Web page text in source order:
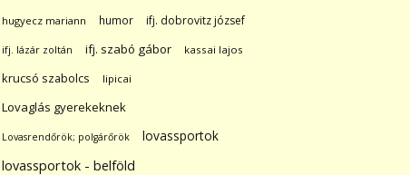
hugyecz mariann humor ifj. dobrovitz józsef
ifj. lázár zoltán ifj. szabó gábor kassai lajos
krucsó szabolcs lipicai
Lovaglás gyerekeknek
Lovasrendőrök; polgárőrök
lovassportok
lovassportok - belföld